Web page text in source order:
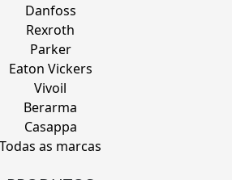
Danfoss
Rexroth
Parker
Eaton Vickers
Vivoil
Berarma
Casappa
Todas as marcas